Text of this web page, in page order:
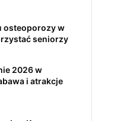
osteoporozy w
seniorzy
2026 w
i atrakcje